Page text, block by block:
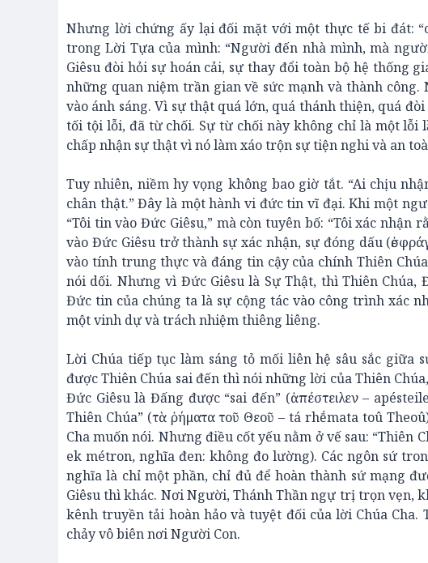
Nhưng lời chứng ấy lại đối mặt với một thực tế bi đát:
trong Lời Tựa của mình: “Người đến nhà mình, mà
Giêsu đòi hỏi sự hoán cải, sự thay đổi toàn bộ hệ thống
những quan niệm trần gian về sức mạnh và thành
vào ánh sáng. Vì sự thật quá lớn, quá thánh thiện, quá
tối tội lỗi, đã từ chối. Sự từ chối này không chỉ là một
chấp nhận sự thật vì nó làm xáo trộn sự tiện nghi và an
Tuy nhiên, niềm hy vọng không bao giờ tắt. “Ai chịu
chân thật.” Đây là một hành vi đức tin vĩ đại. Khi một
“Tôi tin vào Đức Giêsu,” mà còn tuyên bố: “Tôi xác
vào Đức Giêsu trở thành sự xác nhận, sự đóng dấu
vào tính trung thực và đáng tin cậy của chính Thiên
nói dối. Nhưng vì Đức Giêsu là Sự Thật, thì Thiên
Đức tin của chúng ta là sự cộng tác vào công trình xác
một vinh dự và trách nhiệm thiêng liêng.
Lời Chúa tiếp tục làm sáng tỏ mối liên hệ sâu sắc giữa
được Thiên Chúa sai đến thì nói những lời của Thiên
Đức Giêsu là Đấng được “sai đến” (ἀπέστειλεν –
Thiên Chúa” (τὰ ῥήματα τοῦ Θεοῦ – tá rhḗmata toû
Cha muốn nói. Nhưng điều cốt yếu nằm ở vế sau: “Thiên
ek métron, nghĩa đen: không đo lường). Các ngôn sứ
nghĩa là chỉ một phần, chỉ đủ để hoàn thành sứ mạng
Giêsu thì khác. Nơi Người, Thánh Thần ngự trị trọn vẹn,
kênh truyền tải hoàn hảo và tuyệt đối của lời Chúa
chảy vô biên nơi Người Con.